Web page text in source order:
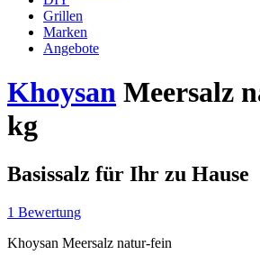
Grillen
Marken
Angebote
Khoysan Meersalz
kg
Basissalz für Ihr zu Hause
1 Bewertung
Khoysan Meersalz natur-fein